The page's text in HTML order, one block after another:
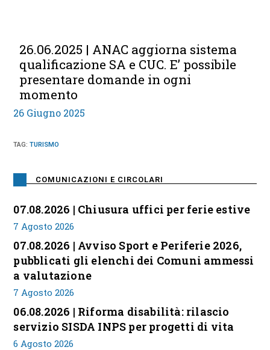
26.06.2025 | ANAC aggiorna sistema
qualificazione SA e CUC. E’ possibile
presentare domande in ogni
momento
26 Giugno 2025
TAG:TURISMO
COMUNICAZIONI E CIRCOLARI
07.08.2026 | Chiusura uffici per ferie estive
7 Agosto 2026
07.08.2026 | Avviso Sport e Periferie 2026,
pubblicati gli elenchi dei Comuni ammessi
a valutazione
7 Agosto 2026
06.08.2026 | Riforma disabilità: rilascio
servizio SISDA INPS per progetti di vita
6 Agosto 2026